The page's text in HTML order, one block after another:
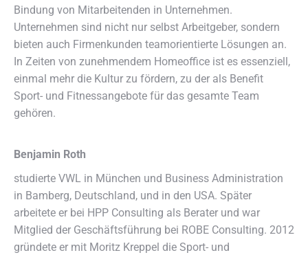
Bindung von Mitarbeitenden in Unternehmen.
Unternehmen sind nicht nur selbst Arbeitgeber, sondern
bieten auch Firmenkunden teamorientierte Lösungen an.
In Zeiten von zunehmendem Homeoffice ist es essenziell,
einmal mehr die Kultur zu fördern, zu der als Benefit
Sport- und Fitnessangebote für das gesamte Team
gehören.
Benjamin Roth
studierte VWL in München und Business Administration
in Bamberg, Deutschland, und in den USA. Später
arbeitete er bei HPP Consulting als Berater und war
Mitglied der Geschäftsführung bei ROBE Consulting. 2012
gründete er mit Moritz Kreppel die Sport- und